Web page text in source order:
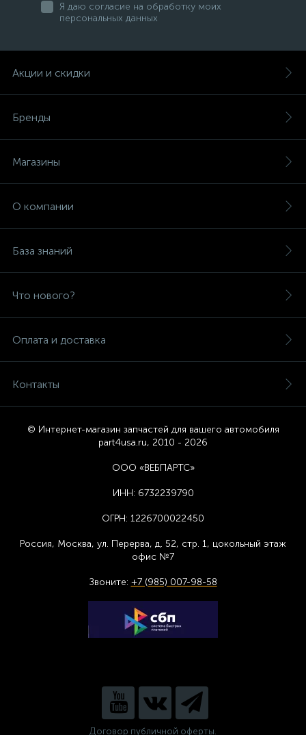
Я даю согласие на обработку моих
персональных данных
Акции и скидки
Бренды
Магазины
О компании
База знаний
Что нового?
Оплата и доставка
Контакты
© Интернет-магазин запчастей для вашего автомобиля
part4usa.ru, 2010 - 2026
ООО «ВЕБПАРТС»
ИНН: 6732239790
ОГРН: 1226700022450
Россия, Москва, ул. Перерва, д. 52, стр. 1, цокольный этаж
офис №7
Звоните: +7 (985) 007-98-58
Договор публичной оферты.